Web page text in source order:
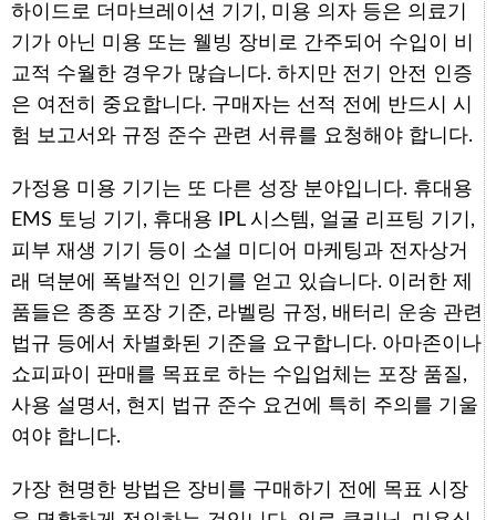
하이드로 더마브레이션 기기, 미용 의자 등은 의료기
기가 아닌 미용 또는 웰빙 장비로 간주되어 수입이 비
교적 수월한 경우가 많습니다. 하지만 전기 안전 인증
은 여전히 중요합니다. 구매자는 선적 전에 반드시 시
험 보고서와 규정 준수 관련 서류를 요청해야 합니다.
가정용 미용 기기는 또 다른 성장 분야입니다. 휴대용
EMS 토닝 기기, 휴대용 IPL 시스템, 얼굴 리프팅 기기,
피부 재생 기기 등이 소셜 미디어 마케팅과 전자상거
래 덕분에 폭발적인 인기를 얻고 있습니다. 이러한 제
품들은 종종 포장 기준, 라벨링 규정, 배터리 운송 관련
법규 등에서 차별화된 기준을 요구합니다. 아마존이나
쇼피파이 판매를 목표로 하는 수입업체는 포장 품질,
사용 설명서, 현지 법규 준수 요건에 특히 주의를 기울
여야 합니다.
가장 현명한 방법은 장비를 구매하기 전에 목표 시장